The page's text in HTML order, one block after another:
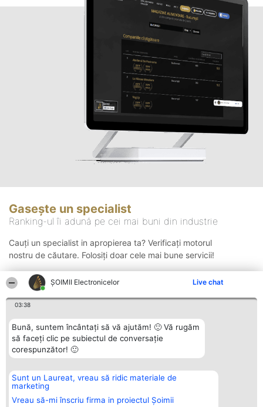
ȘOIMII Electronicelor Live chat
03:38
Bună, suntem încântați să vă ajutăm! 🙂 Vă rugăm
să faceți clic pe subiectul de conversație
corespunzător! 🙂
Sunt un Laureat, vreau să ridic materiale de
marketing
Vreau să-mi înscriu firma in proiectul Șoimii
Gasește un specialist
Ranking-ul îi adună pe cei mai buni din industrie
Cauți un specialist in apropierea ta? Verificați motorul
nostru de căutare. Folosiți doar cele mai bune servicii!
Organizator Ranking
BRIGHT SOLUTIONS BR SRL
Aleea Timisul De Sus 2 Bl. A30
Sc. A Et. 4 Ap. 13 Cod 061952
Plebiscyt
Lista Tuturor
Laureaților
Contact